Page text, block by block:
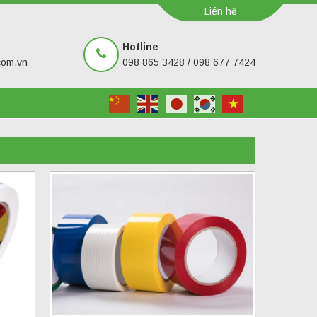
Liên hệ
Hotline
098 865 3428 / 098 677 7424